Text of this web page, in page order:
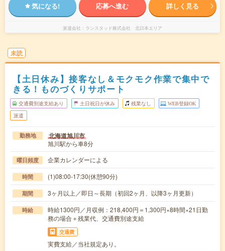
気になる! 応募へ進む 詳しく見る
派遣会社 ランスタッド株式会社 北日本エリア
未読
【土日休み】接客なし＆モクモク作業で集中で
きる！ものづくりサポート
交通費別途支給あり 土日祝日が休み 残業なし WEB登録OK
派遣
勤務地 北海道旭川市
旭川駅から車8分
曜日頻度 企業カレンダーによる
時間 (1)08:00-17:30(休憩90分)
期間 3ヶ月以上／即日～長期（初回2ヶ月、以降3ヶ月更新）
時給
時給1300円／月収例：218,400円＝1,300円×8時間×21日勤
務の場合＋残業代、交通費別途支給
交通費
実費支給／当社規定あり。